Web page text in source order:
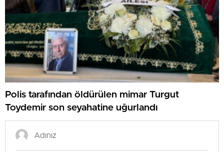
Polis tarafından öldürülen mimar Turgut
Toydemir son seyahatine uğurlandı